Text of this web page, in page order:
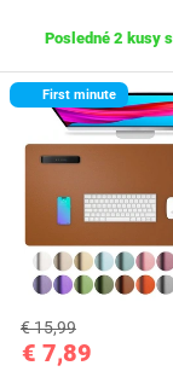
Posledné 2 kusy
First minute
€ 7,89
€ 15,99